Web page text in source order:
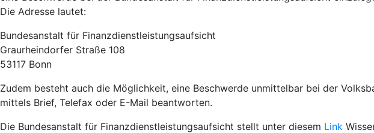
Die Adresse lautet:
Bundesanstalt für Finanzdienstleistungsaufsicht
Graurheindorfer Straße 108
53117 Bonn
Zudem besteht auch die Möglichkeit, eine Beschwerde unmittelbar bei der
mittels Brief, Telefax oder E-Mail beantworten.
Die Bundesanstalt für Finanzdienstleistungsaufsicht stellt unter diesem Link